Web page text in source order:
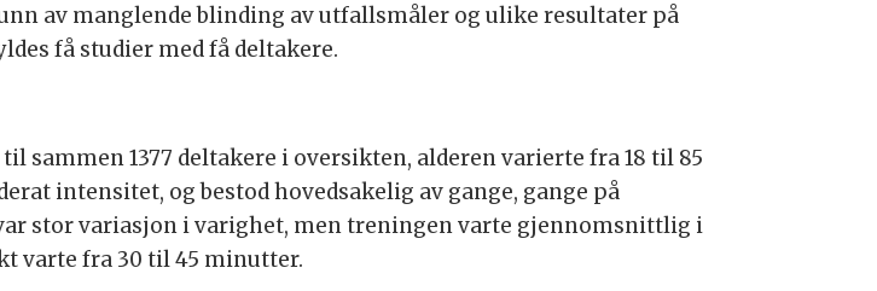
av manglende blinding av utfallsmåler og ulike resultater på
få studier med få deltakere.
1377 deltakere i oversikten, alderen varierte fra 18 til 85
intensitet, og bestod hovedsakelig av gange, gange på
stor variasjon i varighet, men treningen varte gjennomsnittlig i
varte fra 30 til 45 minutter.